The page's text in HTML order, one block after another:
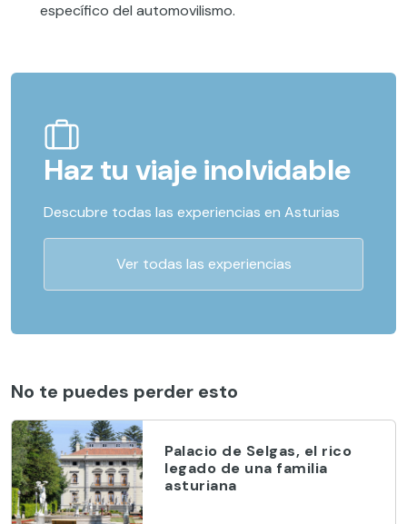
específico del automovilismo.
Haz tu viaje inolvidable
Descubre todas las experiencias en Asturias
Ver todas las experiencias
No te puedes perder esto
Palacio de Selgas, el rico
legado de una familia
asturiana